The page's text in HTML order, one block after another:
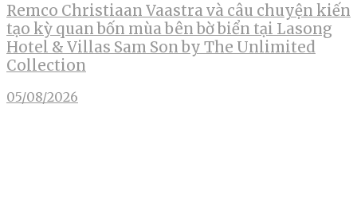
Remco Christiaan Vaastra và câu chuyện kiến
tạo kỳ quan bốn mùa bên bờ biển tại Lasong
Hotel & Villas Sam Son by The Unlimited
Collection
05/08/2026